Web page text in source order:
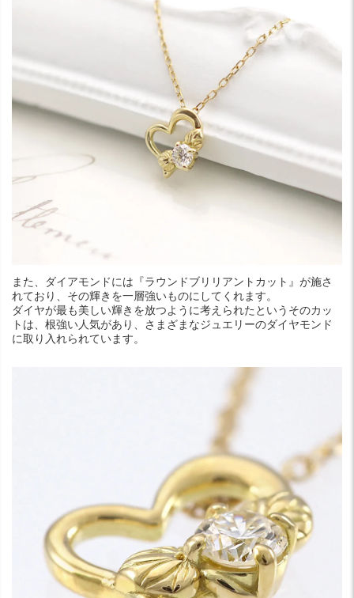
また、ダイアモンドには『ラウンドブリリアントカット』が施さ
れており、その輝きを一層強いものにしてくれます。
ダイヤが最も美しい輝きを放つように考えられたというそのカッ
トは、根強い人気があり、さまざまなジュエリーのダイヤモンド
に取り入れられています。